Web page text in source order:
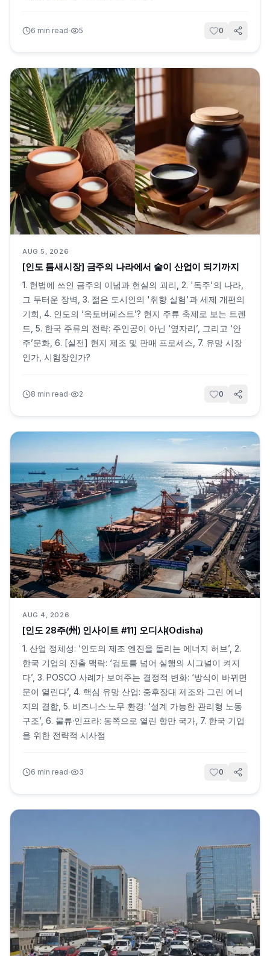
6 min read· 5 0
AUG 5, 2026
[인도 틈새시장] 금주의 나라에서 술이 산업이 되기까지
1. 헌법에 쓰인 금주의 이념과 현실의 괴리, 2. '독주'의 나라,
그 두터운 장벽, 3. 젊은 도시인의 '취향 실험'과 세제 개편의
기회, 4. 인도의 ‘옥토버페스트’? 현지 주류 축제로 보는 트렌
드, 5. 한국 주류의 전략: 주인공이 아닌 ‘옆자리’, 그리고 ‘안
주’문화, 6. [실전] 현지 제조 및 판매 프로세스, 7. 유망 시장
인가, 시험장인가?
8 min read· 2 0
AUG 4, 2026
[인도 28주(州) 인사이트 #11] 오디샤(Odisha)
1. 산업 정체성: ‘인도의 제조 엔진을 돌리는 에너지 허브’, 2.
한국 기업의 진출 맥락: ‘검토를 넘어 실행의 시그널이 켜지
다’, 3. POSCO 사례가 보여주는 결정적 변화: ‘방식이 바뀌면
문이 열린다’, 4. 핵심 유망 산업: 중후장대 제조와 그린 에너
지의 결합, 5. 비즈니스·노무 환경: ‘설계 가능한 관리형 노동
구조’, 6. 물류·인프라: 동쪽으로 열린 항만 국가, 7. 한국 기업
을 위한 전략적 시사점
6 min read· 3 0